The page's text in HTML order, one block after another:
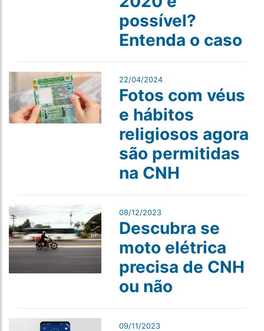
possível?
Entenda o caso
22/04/2024
Fotos com véus
e hábitos
religiosos agora
são permitidas
na CNH
08/12/2023
Descubra se
moto elétrica
precisa de CNH
ou não
09/11/2023